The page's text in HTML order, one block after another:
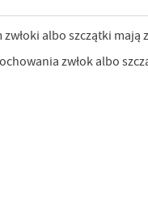
albo szczątki mają
zwłok albo